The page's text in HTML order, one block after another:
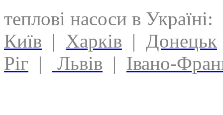
теплові насоси в Україні:
Київ | Харків | Донецьк
Ріг | Львів | Івано-